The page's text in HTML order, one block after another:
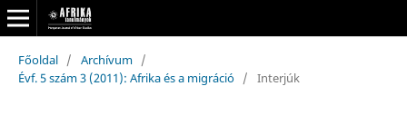
Főoldal / Archívum /
Évf. 5 szám 3 (2011): Afrika és a migráció / Interjúk